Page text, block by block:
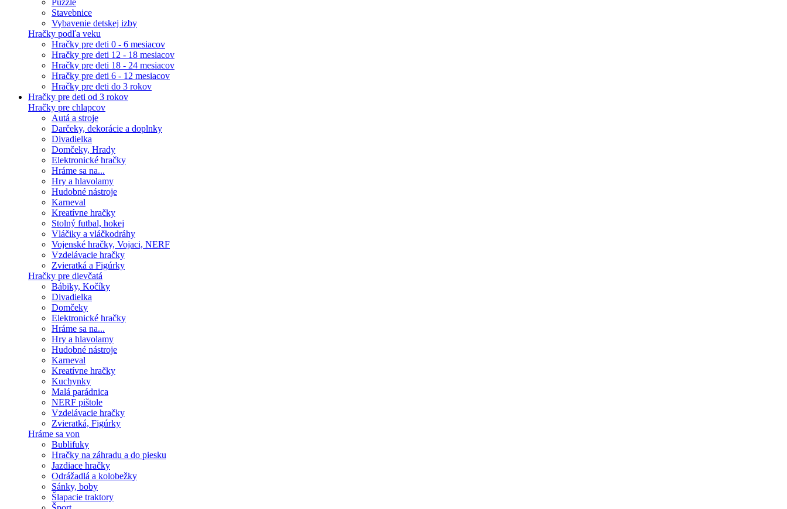
Puzzle
Stavebnice
Vybavenie detskej izby
Hračky podľa veku
Hračky pre deti 0 - 6 mesiacov
Hračky pre deti 12 - 18 mesiacov
Hračky pre deti 18 - 24 mesiacov
Hračky pre deti 6 - 12 mesiacov
Hračky pre deti do 3 rokov
Hračky pre deti od 3 rokov
Hračky pre chlapcov
Autá a stroje
Darčeky, dekorácie a doplnky
Divadielka
Domčeky, Hrady
Elektronické hračky
Hráme sa na...
Hry a hlavolamy
Hudobné nástroje
Karneval
Kreatívne hračky
Stolný futbal, hokej
Vláčiky a vláčkodráhy
Vojenské hračky, Vojaci, NERF
Vzdelávacie hračky
Zvieratká a Figúrky
Hračky pre dievčatá
Bábiky, Kočíky
Divadielka
Domčeky
Elektronické hračky
Hráme sa na...
Hry a hlavolamy
Hudobné nástroje
Karneval
Kreatívne hračky
Kuchynky
Malá parádnica
NERF pištole
Vzdelávacie hračky
Zvieratká, Figúrky
Hráme sa von
Bublifuky
Hračky na záhradu a do piesku
Jazdiace hračky
Odrážadlá a kolobežky
Sánky, boby
Šlapacie traktory